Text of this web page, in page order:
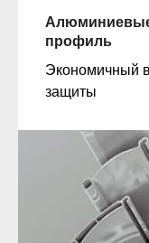
профиль
Экономичный
защиты